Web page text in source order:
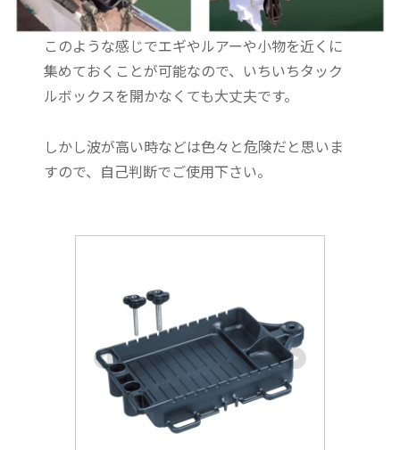
このような感じでエギやルアーや小物を近くに
集めておくことが可能なので、いちいちタック
ルボックスを開かなくても大丈夫です。
しかし波が高い時などは色々と危険だと思いま
すので、自己判断でご使用下さい。